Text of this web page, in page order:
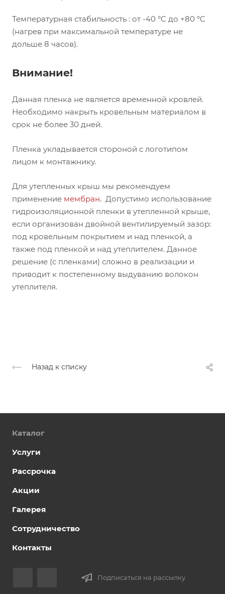
Температурная стабильность : от -40 °C до +80 °C
(нагрев при максимальной температуре не
дольше 8 часов).
Внимание!
Данная пленка не является временной кровлей.
Необходимо накрыть кровельным материалом в
срок не более 30 дней.
Пленка укладывается стороной с логотипом
лицом к монтажнику.
Для утепленных крыш мы рекомендуем
применение мембран. Допустимо использование
гидроизоляционной пленки в утепленной крыше,
если организован двойной вентилируемый зазор:
под кровельным покрытием и над пленкой, а
также под пленкой и над утеплителем. Данное
решение (с пленками) сложно в реализации и
приводит к постепенному выдуванию волокон
утеплителя.
Назад к списку
Каталог
Услуги
Рассрочка
Акции
Галерея
Сотрудничество
Контакты
Подписаться на рассылку